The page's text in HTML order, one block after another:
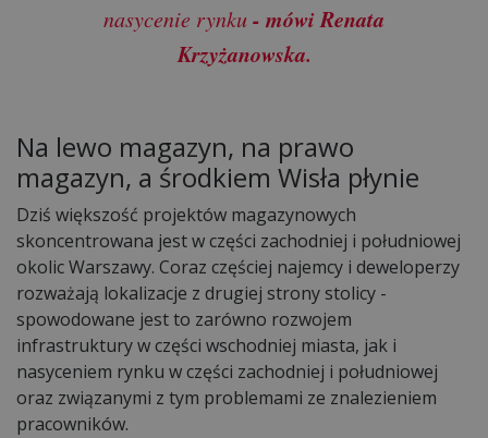
nasycenie rynku - mówi Renata
Krzyżanowska.
Na lewo magazyn, na prawo
magazyn, a środkiem Wisła płynie
Dziś większość projektów magazynowych
skoncentrowana jest w części zachodniej i południowej
okolic Warszawy. Coraz częściej najemcy i deweloperzy
rozważają lokalizacje z drugiej strony stolicy -
spowodowane jest to zarówno rozwojem
infrastruktury w części wschodniej miasta, jak i
nasyceniem rynku w części zachodniej i południowej
oraz związanymi z tym problemami ze znalezieniem
pracowników.